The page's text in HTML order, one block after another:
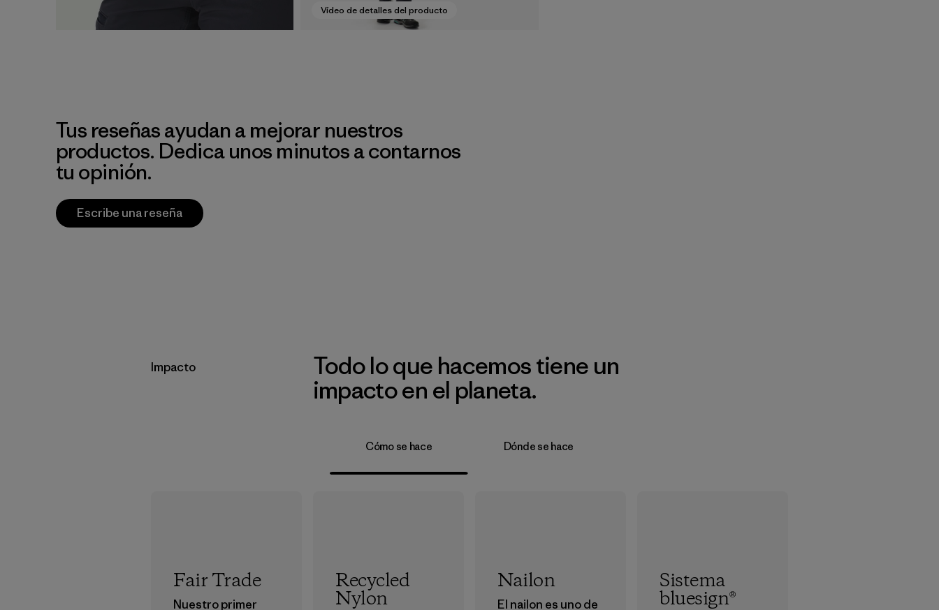
Vídeo de detalles del producto
Tus reseñas ayudan a mejorar nuestros
productos. Dedica unos minutos a contarnos
tu opinión.
Escribe una reseña
Impacto
Todo lo que hacemos tiene un
impacto en el planeta.
Cómo se hace Dónde se hace
Fair Trade
Nuestro primer
Recycled
Nylon
Nailon
El nailon es uno de
Sistema
bluesign®